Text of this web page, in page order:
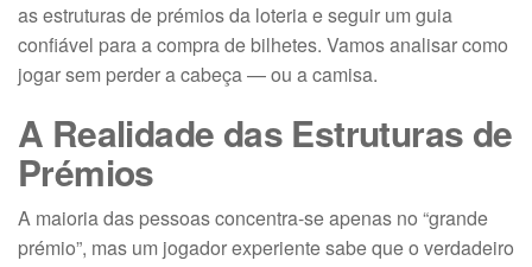
as estruturas de prémios da loteria e seguir um guia
confiável para a compra de bilhetes. Vamos analisar como
jogar sem perder a cabeça — ou a camisa.
A Realidade das Estruturas de
Prémios
A maioria das pessoas concentra-se apenas no “grande
prémio”, mas um jogador experiente sabe que o verdadeiro